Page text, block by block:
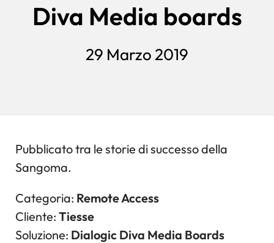
Diva Media boards
29 Marzo 2019
Pubblicato tra le storie di successo della
Sangoma.
Categoria: Remote Access
Cliente: Tiesse
Soluzione: Dialogic Diva Media Boards